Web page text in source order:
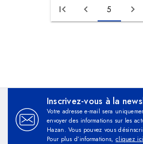
first_page chevron_left 5 chevron_right
Inscrivez-vous à la
Votre adresse e-mail sera
envoyer des informations sur les
Hazan. Vous pouvez vous
Pour plus d’informations, cliquez ici